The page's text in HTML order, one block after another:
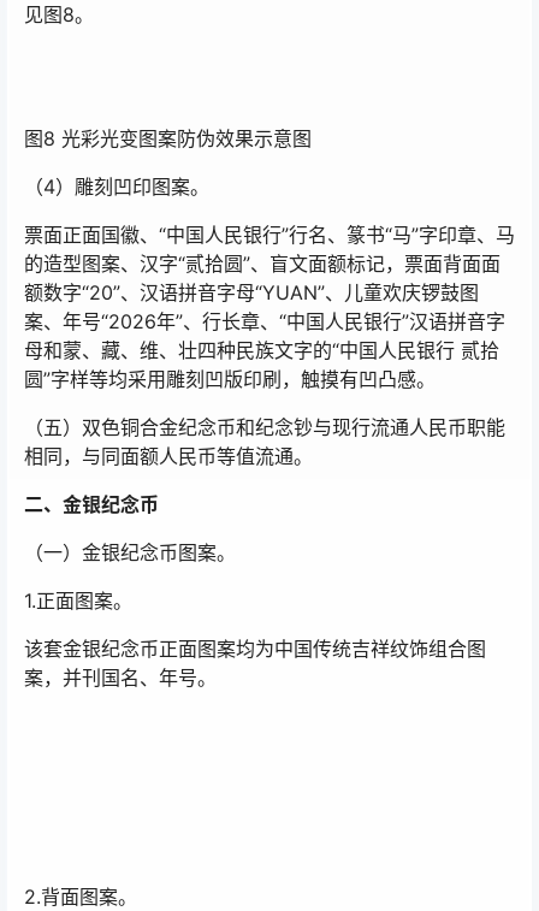
见图8。
图8 光彩光变图案防伪效果示意图
（4）雕刻凹印图案。
票面正面国徽、“中国人民银行”行名、篆书“马”字印章、马
的造型图案、汉字“贰拾圆”、盲文面额标记，票面背面面
额数字“20”、汉语拼音字母“YUAN”、儿童欢庆锣鼓图
案、年号“2026年”、行长章、“中国人民银行”汉语拼音字
母和蒙、藏、维、壮四种民族文字的“中国人民银行 贰拾
圆”字样等均采用雕刻凹版印刷，触摸有凹凸感。
（五）双色铜合金纪念币和纪念钞与现行流通人民币职能
相同，与同面额人民币等值流通。
二、金银纪念币
（一）金银纪念币图案。
1.正面图案。
该套金银纪念币正面图案均为中国传统吉祥纹饰组合图
案，并刊国名、年号。
2.背面图案。